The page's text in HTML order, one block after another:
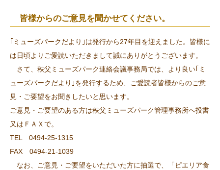
皆様からのご意見を聞かせてください。
｢ミューズパークだより｣は発行から27年目を迎えました。皆様に
は日頃よりご愛読いただきまして誠にありがとうございます。
さて、秩父ミューズパーク連絡会議事務局では、より良い｢ミ
ューズパークだより｣を発行するため、ご愛読者皆様からのご意
見・ご要望をお聞きしたいと思います。
ご意見・ご要望のある方は秩父ミューズパーク管理事務所へ投書
又はＦＡＸで。
TEL 0494-25-1315
FAX 0494-21-1039
なお、ご意見・ご要望をいただいた方に抽選で、「ピエリア食